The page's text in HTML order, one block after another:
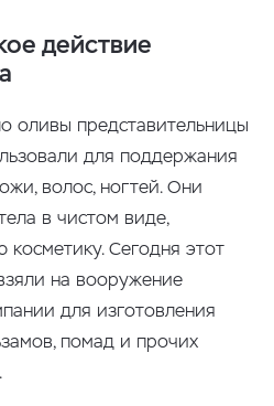
действие
оливы представительницы
для поддержания
волос, ногтей. Они
в чистом виде,
Сегодня этот
на вооружение
для изготовления
помад и прочих